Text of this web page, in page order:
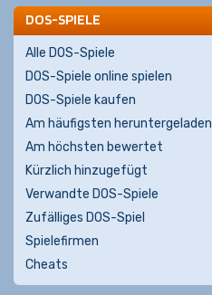
DOS-SPIELE
Alle DOS-Spiele
DOS-Spiele online spielen
DOS-Spiele kaufen
Am häufigsten heruntergeladen
Am höchsten bewertet
Kürzlich hinzugefügt
Verwandte DOS-Spiele
Zufälliges DOS-Spiel
Spielefirmen
Cheats